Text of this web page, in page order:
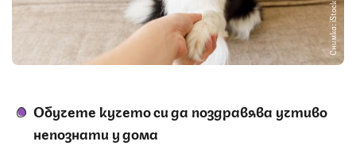
Снимка: iStock
Обучете кучето си да поздравява учтиво
непознати у дома